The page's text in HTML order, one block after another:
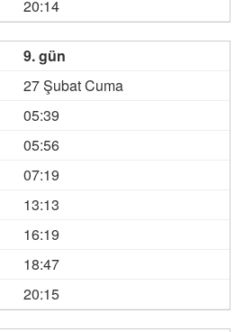
20:14
9. gün
27 Şubat Cuma
05:39
05:56
07:19
13:13
16:19
18:47
20:15